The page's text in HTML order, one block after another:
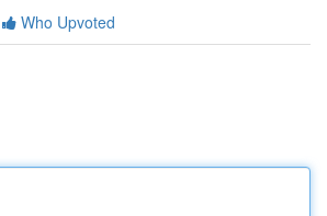
Who Upvoted